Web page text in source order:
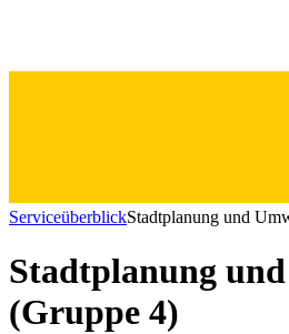
ServiceüberblickStadtplanung und
Stadtplanung
(Gruppe 4)